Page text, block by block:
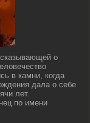
о
в камни, когда
дала о себе
лет.
по имени